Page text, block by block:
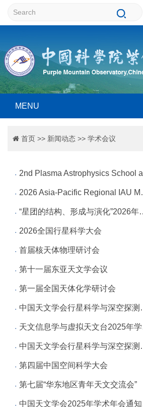
MENU
首页 >> 新闻动态 >> 学术会议
2nd Plasma Astrophysics School and Workshop (PASW26)
2026 Asia-Pacific Regional IAU Meeting
“星团的结构、形成与演化”2026年度学术研讨会
2026全国行星科学大会
首届核天体物理研讨会
第十一届东亚天文学会议
第一届全国天体化学研讨会
中国天文学会行星科学与深空探测前沿研讨会2025年学术年会（2号通知）
天文信息学与虚拟天文台2025年学术年会
中国天文学会行星科学与深空探测前沿研讨会2025年学术年会（1号通知）
第四届中国空间科学大会
第七届“华东地区青年天文交流会”
中国天文学会2025年学术年会通知（第三号）